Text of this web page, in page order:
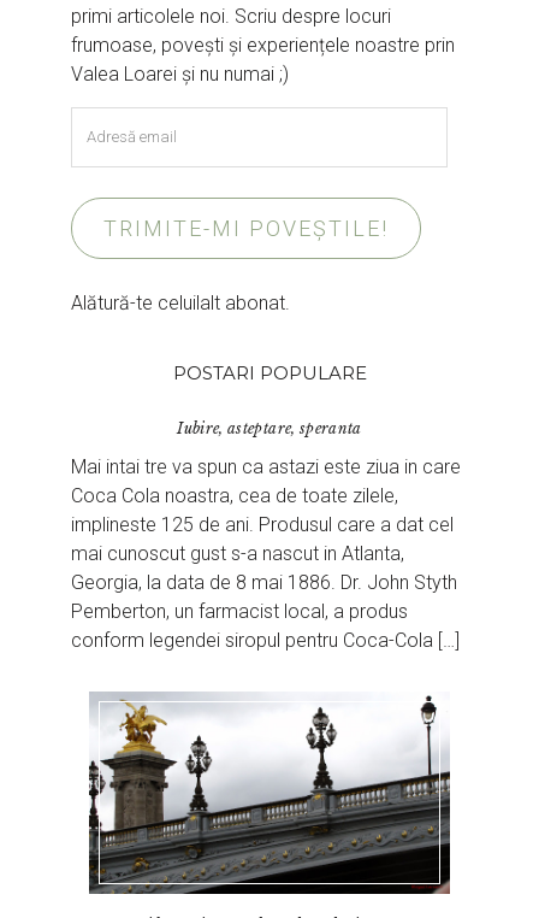
primi articolele noi. Scriu despre locuri
frumoase, povești și experiențele noastre prin
Valea Loarei și nu numai ;)
email
TRIMITE-MI POVEȘTILE!
Alătură-te celuilalt abonat.
POSTARI POPULARE
Iubire, asteptare, speranta
Mai intai tre va spun ca astazi este ziua in care
Coca Cola noastra, cea de toate zilele,
implineste 125 de ani. Produsul care a dat cel
mai cunoscut gust s-a nascut in Atlanta,
Georgia, la data de 8 mai 1886. Dr. John Styth
Pemberton, un farmacist local, a produs
conform legendei siropul pentru Coca-Cola […]